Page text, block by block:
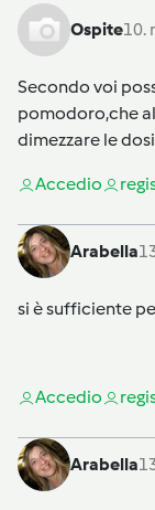
Ospite10.
Secondo voi
pomodoro,che
dimezzare le
Accedio
Arabella
si è sufficiente
Accedio
Arabella